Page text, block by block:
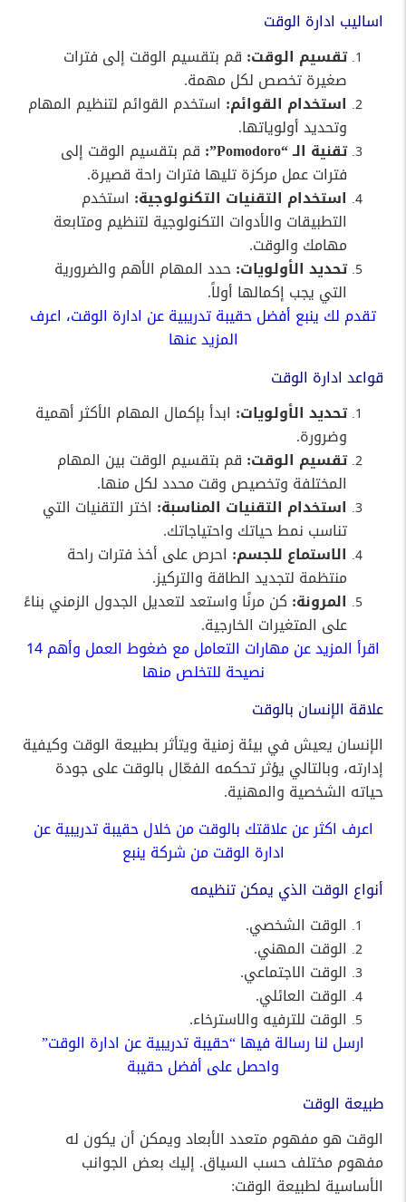
اساليب ادارة الوقت
تقسيم الوقت: قم بتقسيم الوقت إلى فترات
صغيرة تخصص لكل مهمة.
استخدام القوائم: استخدم القوائم لتنظيم المهام
وتحديد أولوياتها.
تقنية الـ “Pomodoro”:
قم بتقسيم الوقت إلى
فترات عمل مركزة تليها فترات راحة قصيرة.
استخدام التقنيات التكنولوجية: استخدم
التطبيقات والأدوات التكنولوجية لتنظيم ومتابعة
مهامك والوقت.
تحديد الأولويات:حدد المهام الأهم والضرورية
التي يجب إكمالها أولاً.
تقدم لك ينبع أفضل حقيبة تدريبية عن ادارة الوقت، اعرف
المزيد عنها
قواعد ادارة الوقت
تحديد الأولويات: ابدأ بإكمال المهام الأكثر أهمية
وضرورة.
تقسيم الوقت: قم بتقسيم الوقت بين المهام
المختلفة وتخصيص وقت محدد لكل منها.
استخدام التقنيات المناسبة: اختر التقنيات التي
تناسب نمط حياتك واحتياجاتك.
الاستماع للجسم: احرص على أخذ فترات راحة
منتظمة لتجديد الطاقة والتركيز.
المرونة: كن مرنًا واستعد لتعديل الجدول الزمني بناءً
على المتغيرات الخارجية.
اقرأ المزيد عن
مهارات التعامل مع ضغوط العمل وأهم 14
نصيحة للتخلص منها
علاقة الإنسان بالوقت
الإنسان يعيش في بيئة زمنية ويتأثر بطبيعة الوقت وكيفية
إدارته، وبالتالي يؤثر تحكمه الفعّال بالوقت على جودة
حياته الشخصية والمهنية.
اعرف اكثر عن علاقتك بالوقت من خلال حقيبة تدريبية عن
ادارة الوقت من شركة ينبع
أنواع الوقت الذي يمكن تنظيمه
الوقت الشخصي.
الوقت المهني.
الوقت الاجتماعي.
الوقت العائلي.
الوقت للترفيه والاسترخاء.
ارسل لنا رسالة فيها “حقيبة تدريبية عن ادارة الوقت”
واحصل على أفضل حقيبة
طبيعة الوقت
الوقت هو مفهوم متعدد الأبعاد ويمكن أن يكون له
مفهوم مختلف حسب السياق. إليك بعض الجوانب
الأساسية لطبيعة الوقت: